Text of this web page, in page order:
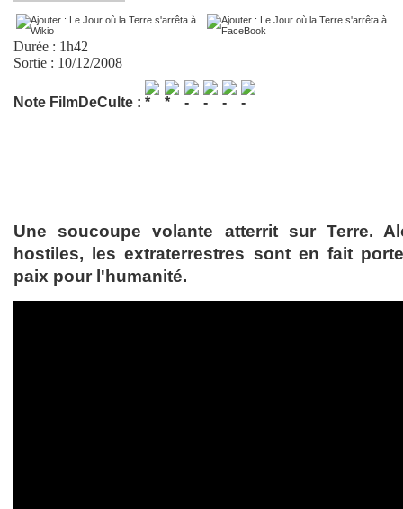
Durée : 1h42
Sortie : 10/12/2008
Note FilmDeCulte :
Une soucoupe volante atterrit sur Terre.
hostiles, les extraterrestres sont en fait
paix pour l'humanité.